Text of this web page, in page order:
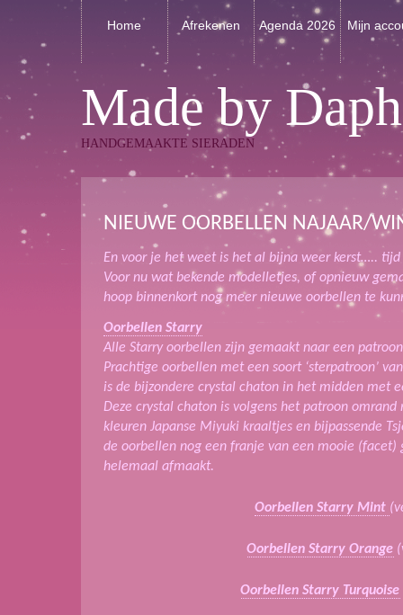
Home Afrekenen Agenda 2026 Mijn
Made by
HANDGEMAAKTE SIERADEN
NIEUWE OORBELLEN NAJAAR/
En voor je het weet is het al bijna weer kerst…..
Voor nu wat bekende modelletjes, of opnieuw
hoop binnenkort nog meer nieuwe oorbellen te
Oorbellen Starry
Alle Starry oorbellen zijn gemaakt naar een
Prachtige oorbellen met een soort ‘sterpatroon’
is de bijzondere crystal chaton in het midden met
Deze crystal chaton is volgens het patroon
kleuren Japanse Miyuki kraaltjes en bijpassende
de oorbellen nog een franje van een mooie (facet)
helemaal afmaakt.
Oorbellen Starry Mint
Oorbellen Starry Orange
Oorbellen Starry Turquoise